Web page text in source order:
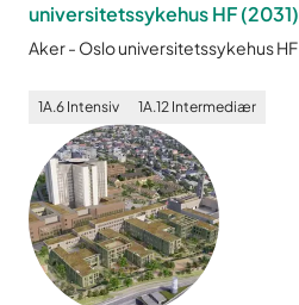
universitetssykehus HF(2031)
Aker- Oslo universitetssykehus HF
1A.6 Intensiv 1A.12 Intermediær